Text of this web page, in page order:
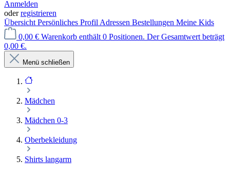
Anmelden
oderregistrieren
Übersicht Persönliches Profil Adressen Bestellungen Meine Kids
0,00 € Warenkorb enthält 0 Positionen. Der Gesamtwert beträgt
0,00 €.
Menü schließen
Mädchen
Mädchen 0-3
Oberbekleidung
Shirts langarm